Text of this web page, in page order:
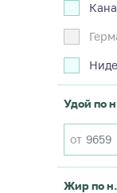
Удой по
от
Жир по